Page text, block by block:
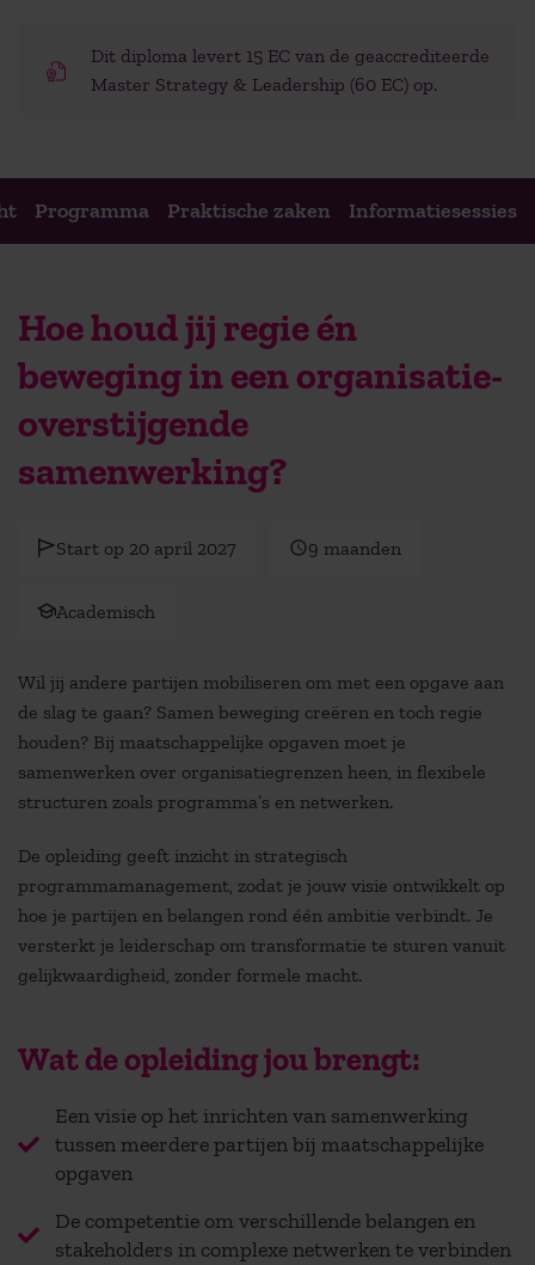
Dit diploma levert 15 EC van de geaccrediteerde
Master Strategy & Leadership (60 EC) op.
Programma Praktische zaken Informatiesessies
Hoe houd jij regie én
beweging in een organisatie-
overstijgende
samenwerking?
Start op 20 april 2027 9 maanden
Academisch
Wil jij andere partijen mobiliseren om met een opgave aan
de slag te gaan? Samen beweging creëren en toch regie
houden? Bij maatschappelijke opgaven moet je
samenwerken over organisatiegrenzen heen, in flexibele
structuren zoals programma’s en netwerken.
De opleiding geeft inzicht in strategisch
programmamanagement, zodat je jouw visie ontwikkelt op
hoe je partijen en belangen rond één ambitie verbindt. Je
versterkt je leiderschap om transformatie te sturen vanuit
gelijkwaardigheid, zonder formele macht.
Wat de opleiding jou brengt:
Een visie op het inrichten van samenwerking
tussen meerdere partijen bij maatschappelijke
opgaven
De competentie om verschillende belangen en
stakeholders in complexe netwerken te verbinden